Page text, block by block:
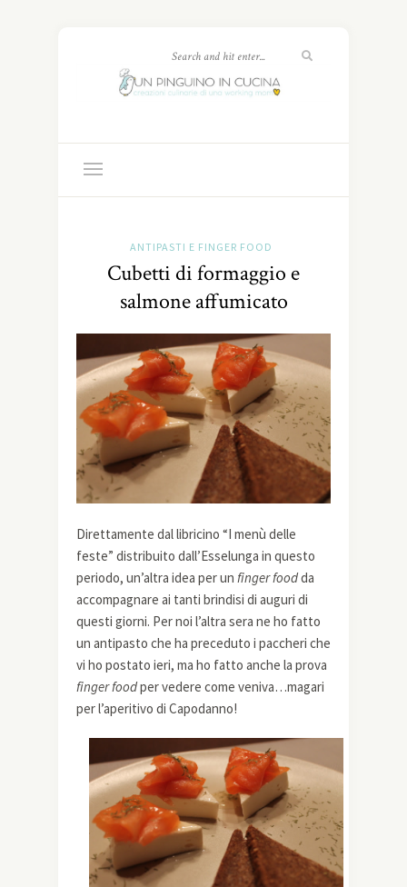
ANTIPASTI E FINGER FOOD
Cubetti di formaggio e
salmone affumicato
Direttamente dal libricino “I menù delle
feste” distribuito dall’Esselunga in questo
periodo, un’altra idea per un finger foodda
accompagnare ai tanti brindisi di auguri di
questi giorni. Per noi l’altra sera ne ho fatto
un antipasto che ha preceduto i paccheri che
vi ho postato ieri, ma ho fatto anche la prova
finger foodper vedere come veniva…magari
per l’aperitivo di Capodanno!